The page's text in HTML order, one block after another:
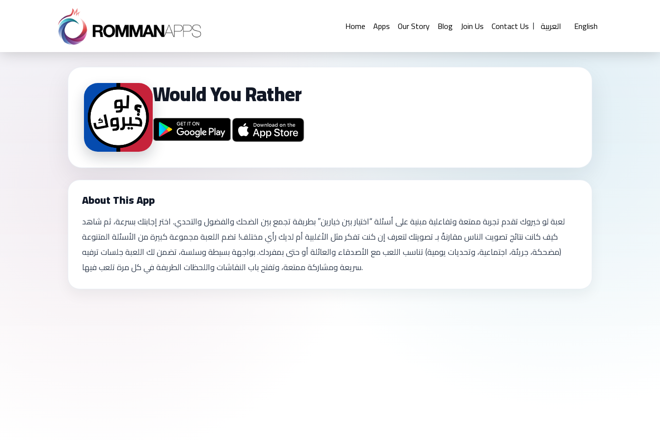
Home Apps Our Story Blog Join Us Contact Us العربية English
Would You Rather
About This App
لعبة لو خيروك تقدم تجربة ممتعة وتفاعلية مبنية على أسئلة “اختيار بين خيارين” بطريقة تجمع بين الضحك والفضول والتحدي. اختر إجابتك بسرعة، ثم شاهد
كيف كانت نتائج تصويت الناس مقارنةً بـ تصويتك لتعرف إن كنت تفكر مثل الأغلبية أم لديك رأي مختلف! تضم اللعبة مجموعة كبيرة من الأسئلة المتنوعة
(مضحكة، جريئة، اجتماعية، وتحديات يومية) تناسب اللعب مع الأصدقاء والعائلة أو حتى بمفردك. بواجهة بسيطة وسلسة، تضمن لك اللعبة جلسات ترفيه
سريعة ومشاركة ممتعة، وتفتح باب النقاشات واللحظات الطريفة في كل مرة تلعب فيها.